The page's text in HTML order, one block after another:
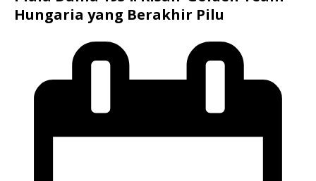
Hungaria yang Berakhir Pilu